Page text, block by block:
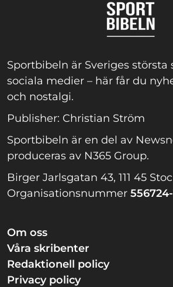
Sportbibeln är Sveriges största
sociala medier – här får du
och nostalgi.
Publisher: Christian Ström
Sportbibeln är en del av
produceras av N365 Group.
Birger Jarlsgatan 43, 111 45
Organisationsnummer
Om oss
Våra skribenter
Redaktionell policy
Privacy policy